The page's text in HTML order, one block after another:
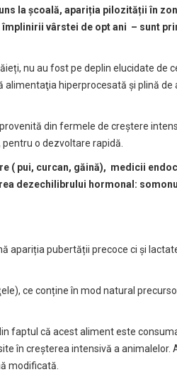
la școală, apariția pilozității în
vârstei de opt ani – sunt
nu au fost pe deplin elucidate de
hiperprocesată şi plină de
din fermele de creștere
o dezvoltare rapidă.
( pui, curcan, găină), medicii
dezechilibrului hormonal:
apariția pubertății precoce ci şi
ce conține în mod natural
faptul că acest aliment este
în creșterea intensivă a animalelor.
modificată.